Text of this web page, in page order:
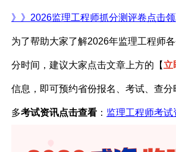
》》 2026监理工程师抓分测评卷点击领
为了帮助大家了解2026年监理工程师
分时间，建议大家点击文章上方的【 立
信息，即可预约省份报名、考试、查分
多考试资讯点击查看 ： 监理工程师考试